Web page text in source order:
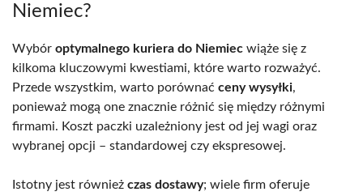
Niemiec?
Wybór optymalnego kuriera do Niemiec wiąże się z
kilkoma kluczowymi kwestiami, które warto rozważyć.
Przede wszystkim, warto porównać ceny wysyłki,
ponieważ mogą one znacznie różnić się między różnymi
firmami. Koszt paczki uzależniony jest od jej wagi oraz
wybranej opcji – standardowej czy ekspresowej.
Istotny jest również czas dostawy; wiele firm oferuje